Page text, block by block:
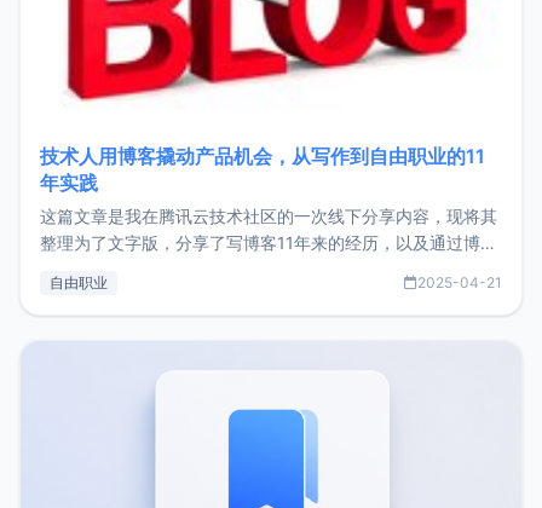
技术人用博客撬动产品机会，从写作到自由职业的11
年实践
这篇文章是我在腾讯云技术社区的一次线下分享内容，现将其
整理为了文字版，分享了写博客11年来的经历，以及通过博客
了我的首个产品ImgURL的真实数据和产品现状。自我介绍大
自由职业 2025-04-21